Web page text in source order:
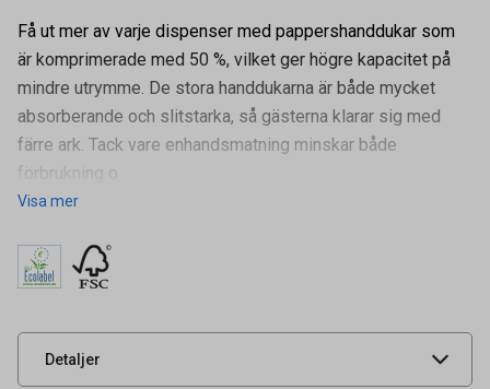
Få ut mer av varje dispenser med pappershanddukar som
är komprimerade med 50 %, vilket ger högre kapacitet på
mindre utrymme. De stora handdukarna är både mycket
absorberande och slitstarka, så gästerna klarar sig med
färre ark. Tack vare enhandsmatning minskar både
förbrukning o
Visa mer
Detaljer
Artikelnummer
Leverantörens
UNSPSC 14111703